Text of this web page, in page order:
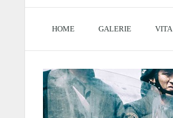
HOME GALERIE VITA